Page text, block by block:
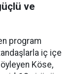
ve
program
iç içe
Köse,